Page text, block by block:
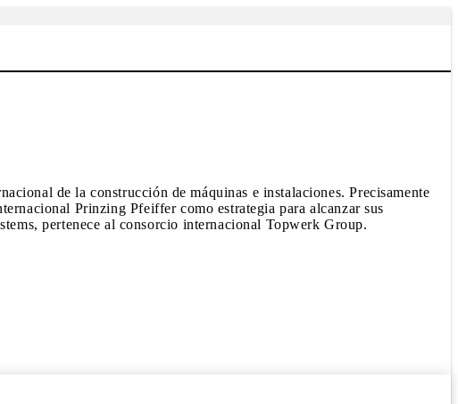
de la construcción de máquinas e instalaciones. Precisamente
Prinzing Pfeiffer como estrategia para alcanzar sus
pertenece al consorcio internacional Topwerk Group.